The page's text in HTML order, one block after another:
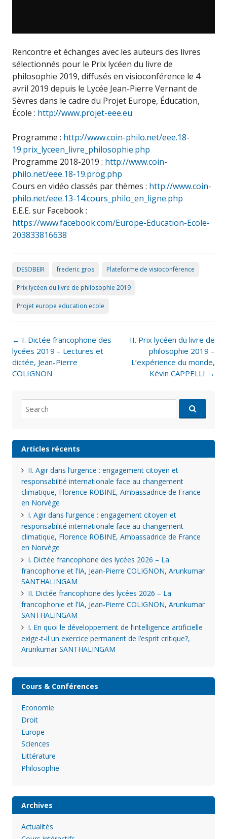
Rencontre et échanges avec les auteurs des livres
sélectionnés pour le Prix lycéen du livre de
philosophie 2019, diffusés en visioconférence le 4
avril 2019 depuis le Lycée Jean-Pierre Vernant de
Sèvres dans le cadre du Projet Europe, Éducation,
École : http://www.projet-eee.eu
Programme : http://www.coin-philo.net/eee.18-
19.prix_lyceen_livre_philosophie.php
Programme 2018-2019 : http://www.coin-
philo.net/eee.18-19.prog.php
Cours en vidéo classés par thèmes : http://www.coin-
philo.net/eee.13-14.cours_philo_en_ligne.php
E.E.E. sur Facebook :
https://www.facebook.com/Europe-Education-Ecole-
203833816638
DESOBEIR frederic gros Plateforme de visioconférence
Prix lycéen du livre de philosophie 2019
Projet europe education ecole
Post
navigation
← I. Dictée francophone des
lycées 2019 – Lectures et
dictée, Jean-Pierre
COLIGNON
II. Prix lycéen du livre de
philosophie 2019 –
L’expérience du monde,
Kévin CAPPELLI →
for:
Articles récents
II. Agir dans l’urgence : engagement citoyen et
responsabilité internationale face au changement
climatique, Florence ROBINE, Ambassadrice de France
en Norvège
I. Agir dans l’urgence : engagement citoyen et
responsabilité internationale face au changement
climatique, Florence ROBINE, Ambassadrice de France
en Norvège
I. Dictée francophone des lycées 2026 – La
francophonie et l’IA, Jean-Pierre COLIGNON, Arunkumar
SANTHALINGAM
II. Dictée francophone des lycées 2026 – La
francophonie et l’IA, Jean-Pierre COLIGNON, Arunkumar
SANTHALINGAM
I. En quoi le développement de l’intelligence artificielle
exige-t-il un exercice permanent de l’esprit critique?,
Arunkumar SANTHALINGAM
Cours & Conférences
Economie
Droit
Europe
Sciences
Littérature
Philosophie
Archives
Actualités